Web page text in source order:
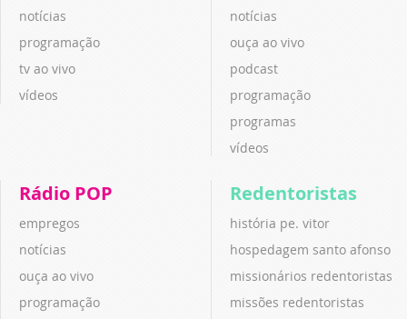
notícias
programação
tv ao vivo
vídeos
notícias
ouça ao vivo
podcast
programação
programas
vídeos
Rádio POP
empregos
notícias
ouça ao vivo
programação
Redentoristas
história pe. vitor
hospedagem santo afonso
missionários redentoristas
missões redentoristas